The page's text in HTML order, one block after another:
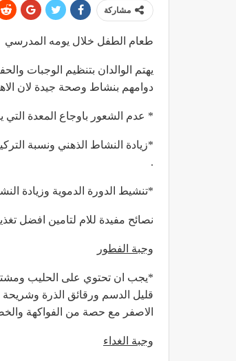
مشاركة
طعام الطفل خلال يومه المدرسي
يهتم الوالدان بتنظيم الوجبات
دوامهم بنشاط وصحة جيدة لان
* عدم الشعور باوجاع المعدة التي
*زيادة النشاط الذهني ونسبة
.
*تنشيط الدورة الدموية وزيادة
نصائح مفيدة للام لتامين افضل
وجبة الفطور
*يجب ان تحتوي على الحليب
قليل الدسم ورقائق الذرة
الاصفر مع حصة من الفواكهة
وجبة الغداء